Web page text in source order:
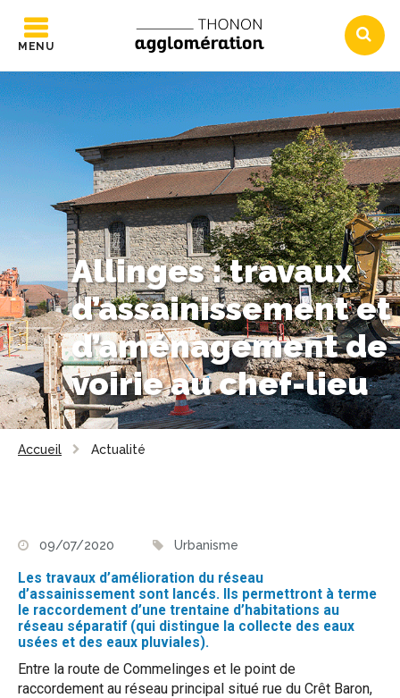
MENU
Allinges : travaux
d’assainissement et
d’aménagement de
voirie au chef-lieu
Accueil Actualité
09/07/2020 Urbanisme
Les travaux d’amélioration du réseau
d’assainissement sont lancés. Ils permettront à terme
le raccordement d’une trentaine d’habitations au
réseau séparatif (qui distingue la collecte des eaux
usées et des eaux pluviales).
Entre la route de Commelinges et le point de
raccordement au réseau principal situé rue du Crêt Baron,